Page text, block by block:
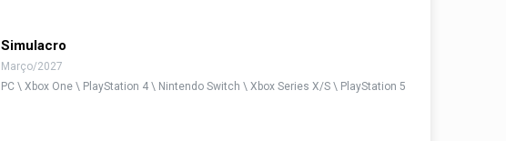
Simulacro
Março/2027
PC \ Xbox One \ PlayStation 4 \ Nintendo Switch \ Xbox Series X/S \ PlayStation 5